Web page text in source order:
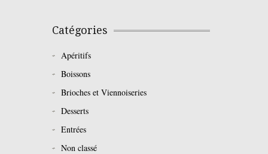
Catégories
Apéritifs
Boissons
Brioches et Viennoiseries
Desserts
Entrées
Non classé